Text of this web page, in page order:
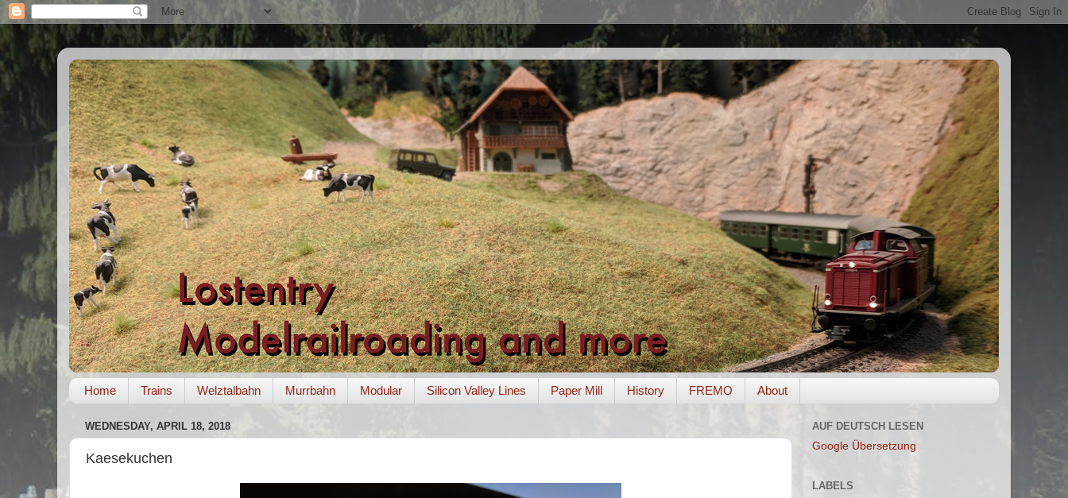
Home Trains Welztalbahn Murrbahn Modular Silicon Valley Lines Paper Mill History FREMO About
WEDNESDAY, APRIL 18, 2018
Kaesekuchen
AUF DEUTSCH LESEN
Google Übersetzung
LABELS